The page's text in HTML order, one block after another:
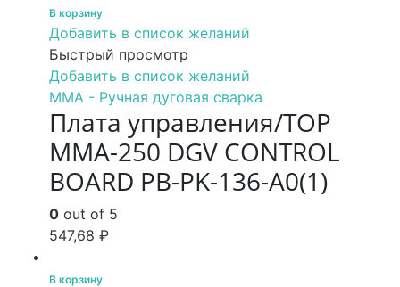
В корзину
Добавить в список желаний
Быстрый просмотр
Добавить в список желаний
MMA - Ручная дуговая сварка
Плата управления/TOP
MMA-250 DGV CONTROL
BOARD PB-PK-136-A0(1)
0 out of 5
547,68 ₽
В корзину